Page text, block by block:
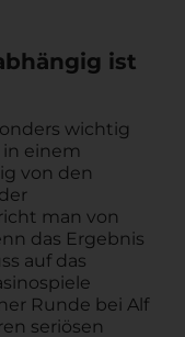
ist
wichtig
in einem
von den
man von
das Ergebnis
auf das
Runde bei Alf
seriösen